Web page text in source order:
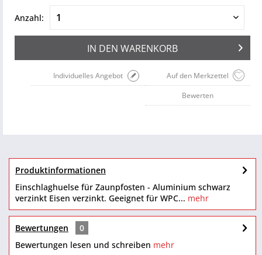
Anzahl:
IN DEN WARENKORB
Auf den Merkzettel
Individuelles Angebot
Bewerten
Produktinformationen
Einschlaghuelse für Zaunpfosten - Aluminium schwarz
verzinkt Eisen verzinkt. Geeignet für WPC... mehr
Bewertungen
0
Bewertungen lesen und schreiben mehr